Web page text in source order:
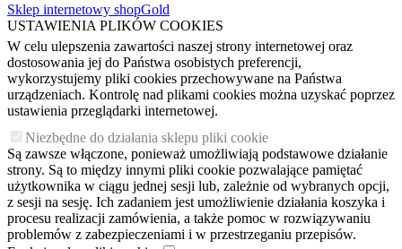
Sklep internetowy shopGold
USTAWIENIA PLIKÓW COOKIES
W celu ulepszenia zawartości naszej strony internetowej oraz
dostosowania jej do Państwa osobistych preferencji,
wykorzystujemy pliki cookies przechowywane na Państwa
urządzeniach. Kontrolę nad plikami cookies można uzyskać poprzez
ustawienia przeglądarki internetowej.
Niezbędne do działania sklepu pliki cookie
Są zawsze włączone, ponieważ umożliwiają podstawowe działanie
strony. Są to między innymi pliki cookie pozwalające pamiętać
użytkownika w ciągu jednej sesji lub, zależnie od wybranych opcji,
z sesji na sesję. Ich zadaniem jest umożliwienie działania koszyka i
procesu realizacji zamówienia, a także pomoc w rozwiązywaniu
problemów z zabezpieczeniami i w przestrzeganiu przepisów.